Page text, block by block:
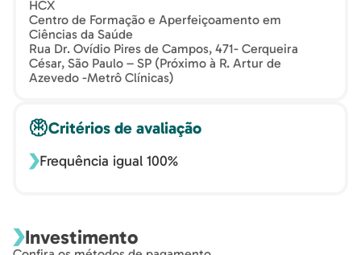
HCX
Centro de Formação e Aperfeiçoamento em
Ciências da Saúde
Rua Dr. Ovídio Pires de Campos, 471- Cerqueira
César, São Paulo – SP (Próximo à R. Artur de
Azevedo -Metrô Clínicas)
Critérios de avaliação
Frequência igual 100%
Investimento